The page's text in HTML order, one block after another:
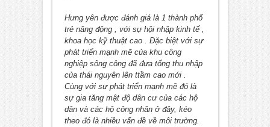
Hưng yên được đánh giá là 1 thành phố
trẻ năng động , với sự hội nhập kinh tế ,
khoa học kỹ thuật cao . Đặc biệt với sự
phát triển mạnh mẽ của khu công
nghiệp sông công đã đưa tổng thu nhập
của thái nguyên lên ttầm cao mới .
Cùng với sự phát triển mạnh mẽ đó là
sự gia tăng mật độ dân cư của các hộ
dân và các hộ công nhân ở đây, kéo
theo đó là nhiều vấn đề về môi trường.